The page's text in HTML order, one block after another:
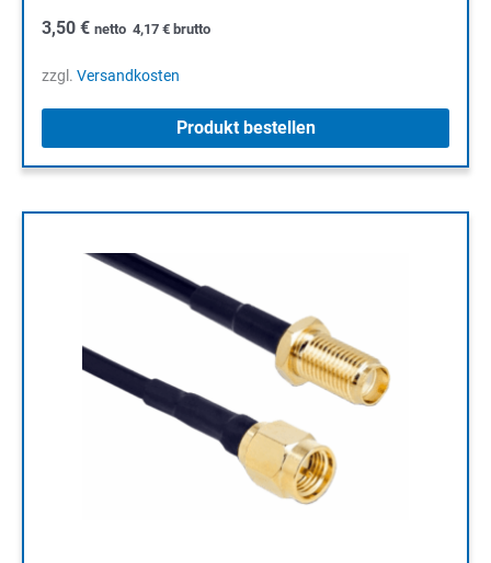
3,50 € netto 4,17 € brutto
zzgl. Versandkosten
Produkt bestellen